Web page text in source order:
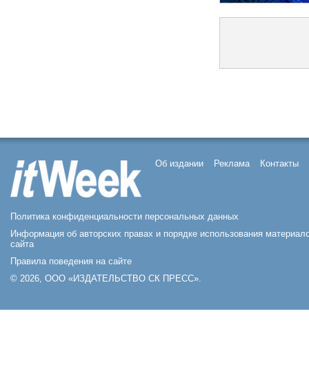
Об издании Реклама Контакты
Политика конфиденциальности персональных данных
Информация об авторских правах и порядке использования
сайта
Правила поведения на сайте
© 2026, ООО «ИЗДАТЕЛЬСТВО СК ПРЕСС».